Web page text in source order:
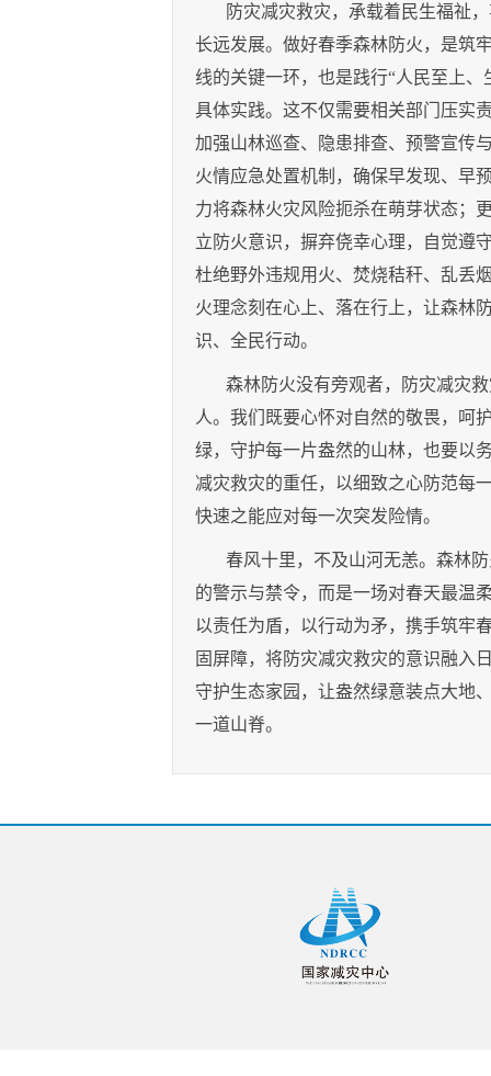
防灾减灾救灾，承载着民生福祉
长远发展。做好春季森林防火，是筑
线的关键一环，也是践行“人民至上、
具体实践。这不仅需要相关部门压实
加强山林巡查、隐患排查、预警宣传
火情应急处置机制，确保早发现、早
力将森林火灾风险扼杀在萌芽状态；
立防火意识，摒弃侥幸心理，自觉遵
杜绝野外违规用火、焚烧秸秆、乱丢
火理念刻在心上、落在行上，让森林
识、全民行动。
森林防火没有旁观者，防灾减灾
人。我们既要心怀对自然的敬畏，呵
绿，守护每一片盎然的山林，也要以
减灾救灾的重任，以细致之心防范每
快速之能应对每一次突发险情。
春风十里，不及山河无恙。森林
的警示与禁令，而是一场对春天最温
以责任为盾，以行动为矛，携手筑牢
固屏障，将防灾减灾救灾的意识融入
守护生态家园，让盎然绿意装点大地
一道山脊。